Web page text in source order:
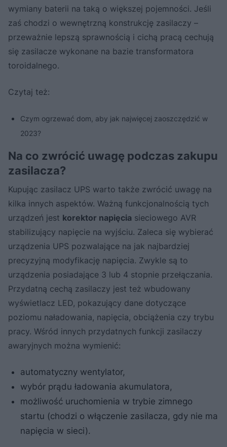
wymiany baterii na taką o większej pojemności. Jeśli
zaś chodzi o wewnętrzną konstrukcję zasilaczy –
przeważnie lepszą sprawnością i cichą pracą cechują
się zasilacze wykonane na bazie transformatora
toroidalnego.
Czytaj też:
Czym ogrzewać dom, aby jak najwięcej zaoszczędzić w
2023?
Na co zwrócić uwagę podczas zakupu
zasilacza?
Kupując zasilacz UPS warto także zwrócić uwagę na
kilka innych aspektów. Ważną funkcjonalnością tych
urządzeń jest korektor napięcia sieciowego AVR
stabilizujący napięcie na wyjściu. Zaleca się wybierać
urządzenia UPS pozwalające na jak najbardziej
precyzyjną modyfikację napięcia. Zwykle są to
urządzenia posiadające 3 lub 4 stopnie przełączania.
Przydatną cechą zasilaczy jest też wbudowany
wyświetlacz LED, pokazujący dane dotyczące
poziomu naładowania, napięcia, obciążenia czy trybu
pracy. Wśród innych przydatnych funkcji zasilaczy
awaryjnych można wymienić:
automatyczny wentylator,
wybór prądu ładowania akumulatora,
możliwość uruchomienia w trybie zimnego
startu (chodzi o włączenie zasilacza, gdy nie ma
napięcia w sieci).